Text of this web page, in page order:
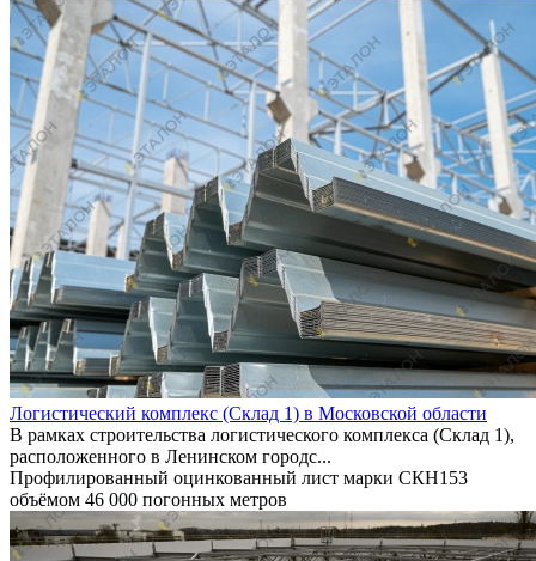
Логистический комплекс (Склад 1) в Московской области
В рамках строительства логистического комплекса (Склад 1),
расположенного в Ленинском городс...
Профилированный оцинкованный лист марки СКН153
объёмом 46 000 погонных метров